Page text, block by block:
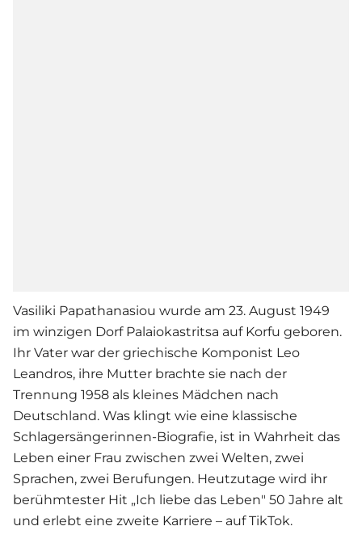
Vasiliki Papathanasiou wurde am 23. August 1949
im winzigen Dorf Palaiokastritsa auf Korfu geboren.
Ihr Vater war der griechische Komponist Leo
Leandros, ihre Mutter brachte sie nach der
Trennung 1958 als kleines Mädchen nach
Deutschland. Was klingt wie eine klassische
Schlagersängerinnen-Biografie, ist in Wahrheit das
Leben einer Frau zwischen zwei Welten, zwei
Sprachen, zwei Berufungen. Heutzutage wird ihr
berühmtester Hit „Ich liebe das Leben" 50 Jahre alt
und erlebt eine zweite Karriere – auf TikTok.